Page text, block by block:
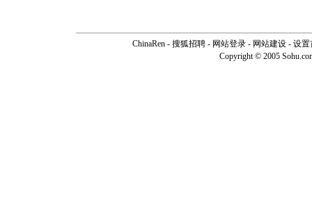
ChinaRen - 搜狐招聘 - 网站登录 - 网站建设 - 设置
Copyright © 2005